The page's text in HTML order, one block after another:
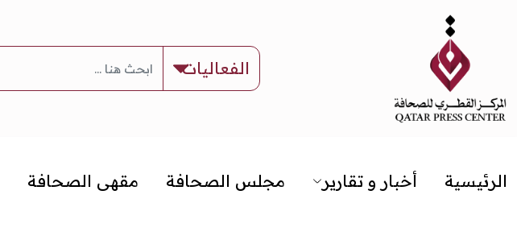
الرئيسية أخبار و تقارير مجلس الصحافة مقهى الصحافة